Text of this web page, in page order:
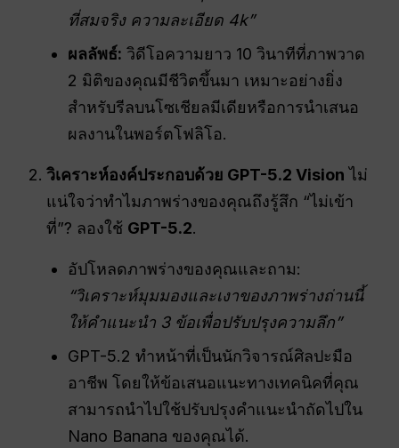
ที่สมจริง ความละเอียด 4k”
ผลลัพธ์: วิดีโอความยาว 10 วินาทีที่ภาพวาด
2 มิติของคุณมีชีวิตขึ้นมา เหมาะอย่างยิ่ง
สำหรับรีลบนโซเชียลมีเดียหรือการนำเสนอ
ผลงานในพอร์ตโฟลิโอ.
วิเคราะห์องค์ประกอบด้วย GPT-5.2 Vision ไม่
แน่ใจว่าทำไมภาพร่างของคุณถึงรู้สึก “ไม่เข้า
ที่”? ลองใช้ GPT-5.2.
อัปโหลดภาพร่างของคุณและถาม:
“วิเคราะห์มุมมองและเงาของภาพร่างถ่านนี้
ให้คำแนะนำ 3 ข้อเพื่อปรับปรุงความลึก”
GPT-5.2 ทำหน้าที่เป็นนักวิจารณ์ศิลปะมือ
อาชีพ โดยให้ข้อเสนอแนะทางเทคนิคที่คุณ
สามารถนำไปใช้ปรับปรุงคำแนะนำถัดไปใน
Nano Banana ของคุณได้.